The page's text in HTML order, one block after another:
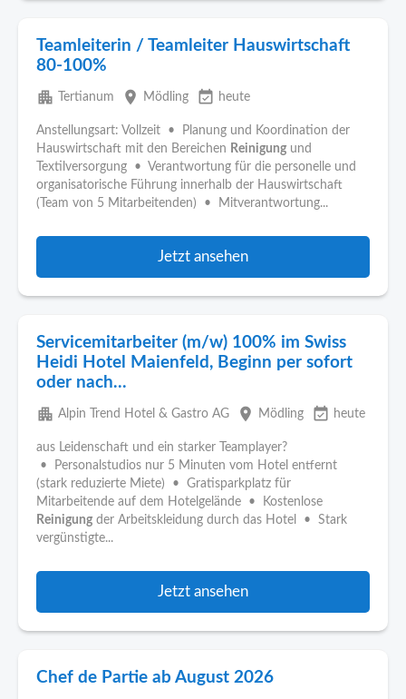
Teamleiterin / Teamleiter Hauswirtschaft
80-100%
apartment Tertianum place Mödling event_available heute
Anstellungsart: Vollzeit • Planung und Koordination der
Hauswirtschaft mit den Bereichen Reinigung und
Textilversorgung • Verantwortung für die personelle und
organisatorische Führung innerhalb der Hauswirtschaft
(Team von 5 Mitarbeitenden) • Mitverantwortung...
Jetzt ansehen
Servicemitarbeiter (m/w) 100% im Swiss
Heidi Hotel Maienfeld, Beginn per sofort
oder nach...
apartment Alpin Trend Hotel & Gastro AG place Mödling event_available heute
aus Leidenschaft und ein starker Teamplayer?
• Personalstudios nur 5 Minuten vom Hotel entfernt
(stark reduzierte Miete) • Gratisparkplatz für
Mitarbeitende auf dem Hotelgelände • Kostenlose
Reinigung der Arbeitskleidung durch das Hotel • Stark
vergünstigte...
Jetzt ansehen
Chef de Partie ab August 2026